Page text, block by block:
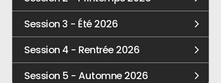
Session 3 - Été 2026
Session 4 - Rentrée 2026
Session 5 - Automne 2026